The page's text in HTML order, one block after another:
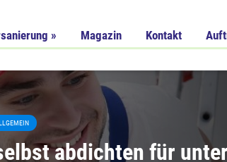
» Magazin Kontakt
abdichten für unter